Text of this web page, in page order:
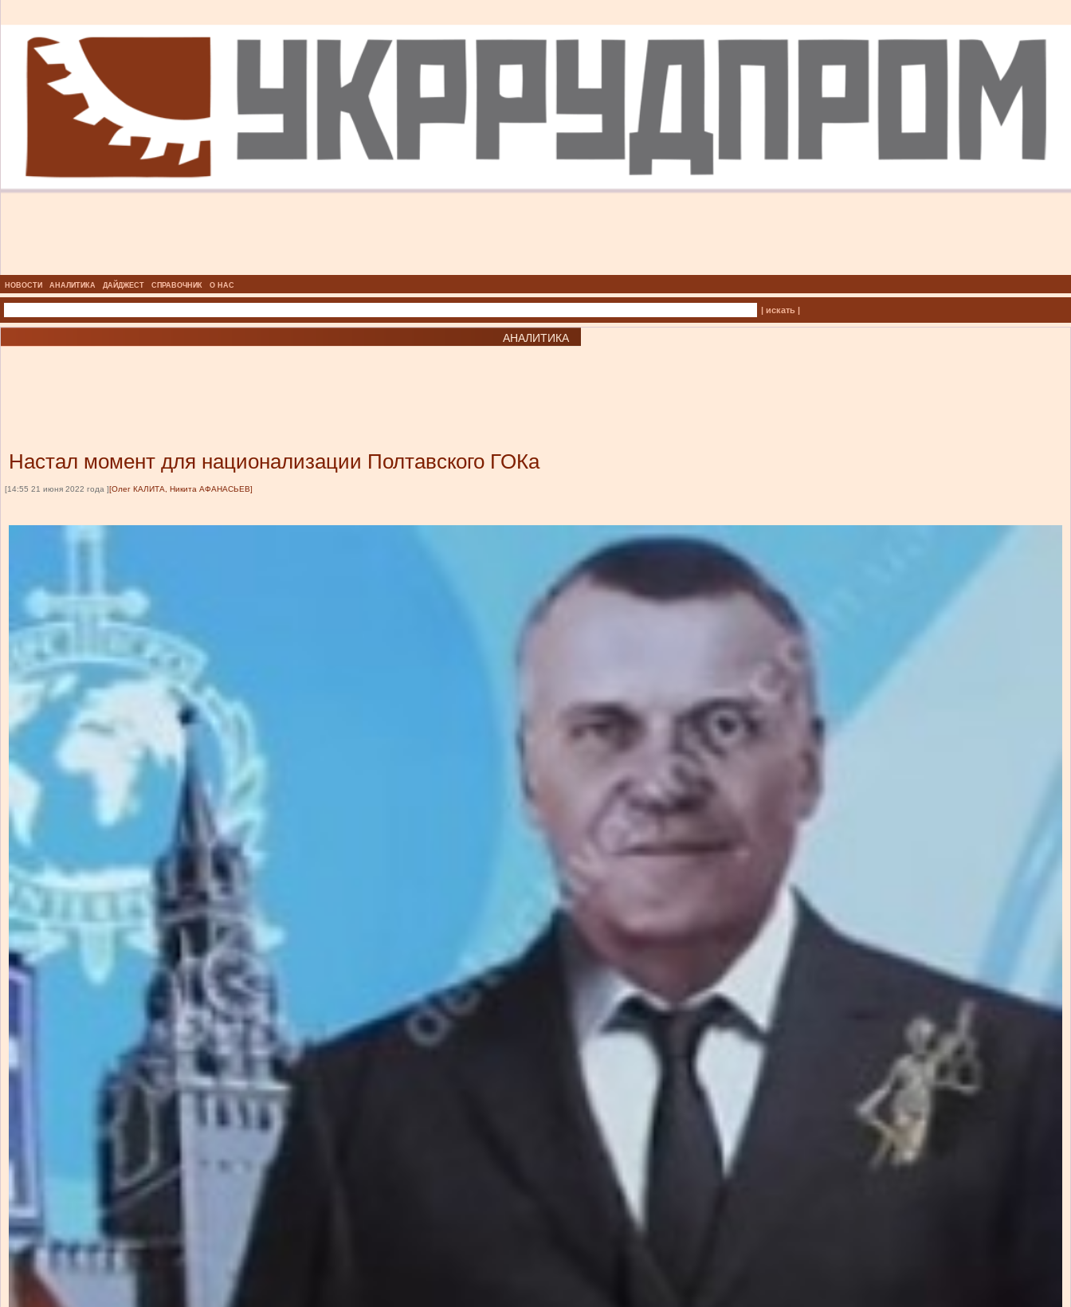
НОВОСТИ АНАЛИТИКА ДАЙДЖЕСТ СПРАВОЧНИК О НАС
| искать |
АНАЛИТИКА
Настал момент для национализации Полтавского ГОКа
[14:55 21 июня 2022 года ][Олег КАЛИТА, Никита АФАНАСЬЕВ]